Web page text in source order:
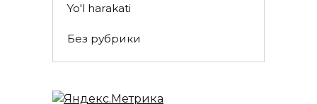
Yo'l harakati
Без рубрики